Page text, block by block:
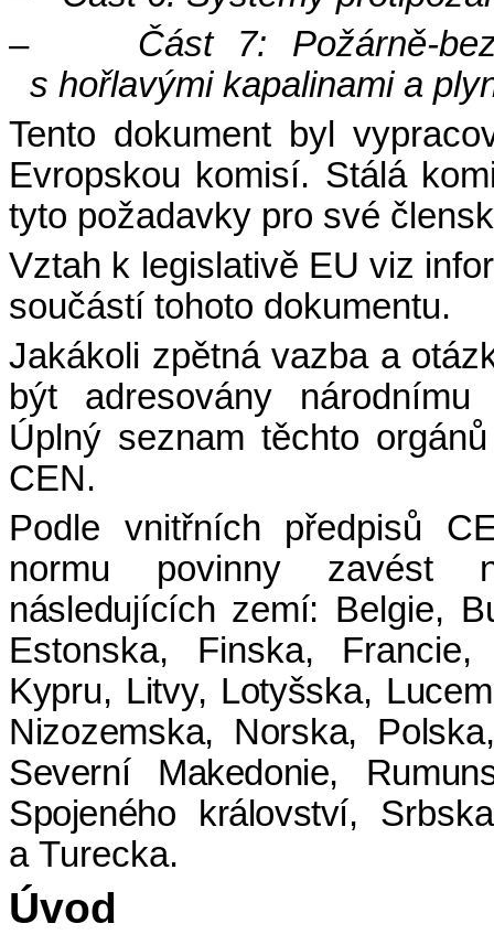
–
Část 7: Požárně-
s hořlavými kapalinami a
Tento dokument byl
Evropskou komisí. Stálá
tyto požadavky pro své
Vztah k legislativě EU viz
součástí tohoto dokumentu.
Jakákoli zpětná vazba a
být adresovány
Úplný seznam těchto
CEN.
Podle vnitřních předpisů
normu povinny zavést
následujících zemí: Belgie,
Estonska, Finska,
Kypru, Litvy, Lotyšska,
Nizozemska, Norska, Polska
Severní Makedonie,
Spojeného království,
a Turecka.
Úvod